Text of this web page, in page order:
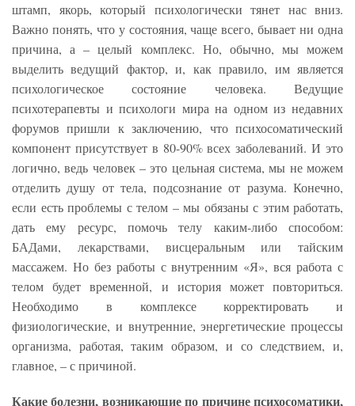
штамп, якорь, который психологически тянет нас вниз.
Важно понять, что у состояния, чаще всего, бывает ни одна
причина, а – целый комплекс. Но, обычно, мы можем
выделить ведущий фактор, и, как правило, им является
психологическое состояние человека. Ведущие
психотерапевты и психологи мира на одном из недавних
форумов пришли к заключению, что психосоматический
компонент присутствует в 80-90% всех заболеваний. И это
логично, ведь человек – это цельная система, мы не можем
отделить душу от тела, подсознание от разума. Конечно,
если есть проблемы с телом – мы обязаны с этим работать,
дать ему ресурс, помочь телу каким-либо способом:
БАДами, лекарствами, висцеральным или тайским
массажем. Но без работы с внутренним «Я», вся работа с
телом будет временной, и история может повториться.
Необходимо в комплексе корректировать и
физиологические, и внутренние, энергетические процессы
организма, работая, таким образом, и со следствием, и,
главное, – с причиной.
Какие болезни, возникающие по причине психосоматики,